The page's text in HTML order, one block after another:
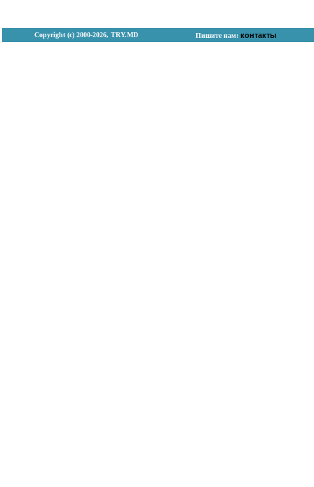
Copyright (с) 2000-2026, TRY.MD Пишите нам: контакты